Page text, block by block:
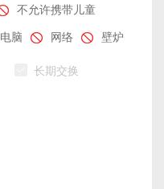
不允许携带儿童
电脑 网络 壁炉
长期交换